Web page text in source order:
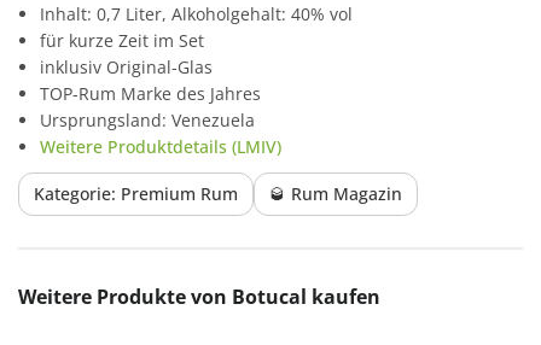
Inhalt: 0,7 Liter, Alkoholgehalt: 40% vol
für kurze Zeit im Set
inklusiv Original-Glas
TOP-Rum Marke des Jahres
Ursprungsland: Venezuela
Weitere Produktdetails (LMIV)
Kategorie: Premium Rum 🥃 Rum Magazin
Produktgalerie überspringen
Weitere Produkte von Botucal kaufen